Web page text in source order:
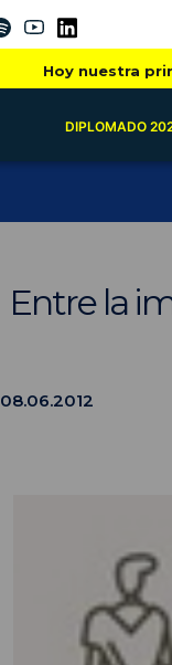
Hoy nuestra
DIPLOMADO
Entre la
08.06.2012